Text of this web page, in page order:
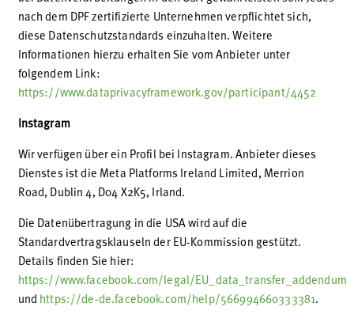
nach dem DPF zertifizierte Unternehmen verpflichtet sich,
diese Datenschutzstandards einzuhalten. Weitere
Informationen hierzu erhalten Sie vom Anbieter unter
folgendem Link:
https://www.dataprivacyframework.gov/participant/4452
Instagram
Wir verfügen über ein Profil bei Instagram. Anbieter dieses
Dienstes ist die Meta Platforms Ireland Limited, Merrion
Road, Dublin 4, D04 X2K5, Irland.
Die Datenübertragung in die USA wird auf die
Standardvertragsklauseln der EU-Kommission gestützt.
Details finden Sie hier:
https://www.facebook.com/legal/EU_data_transfer_addendum
und https://de-de.facebook.com/help/566994660333381.